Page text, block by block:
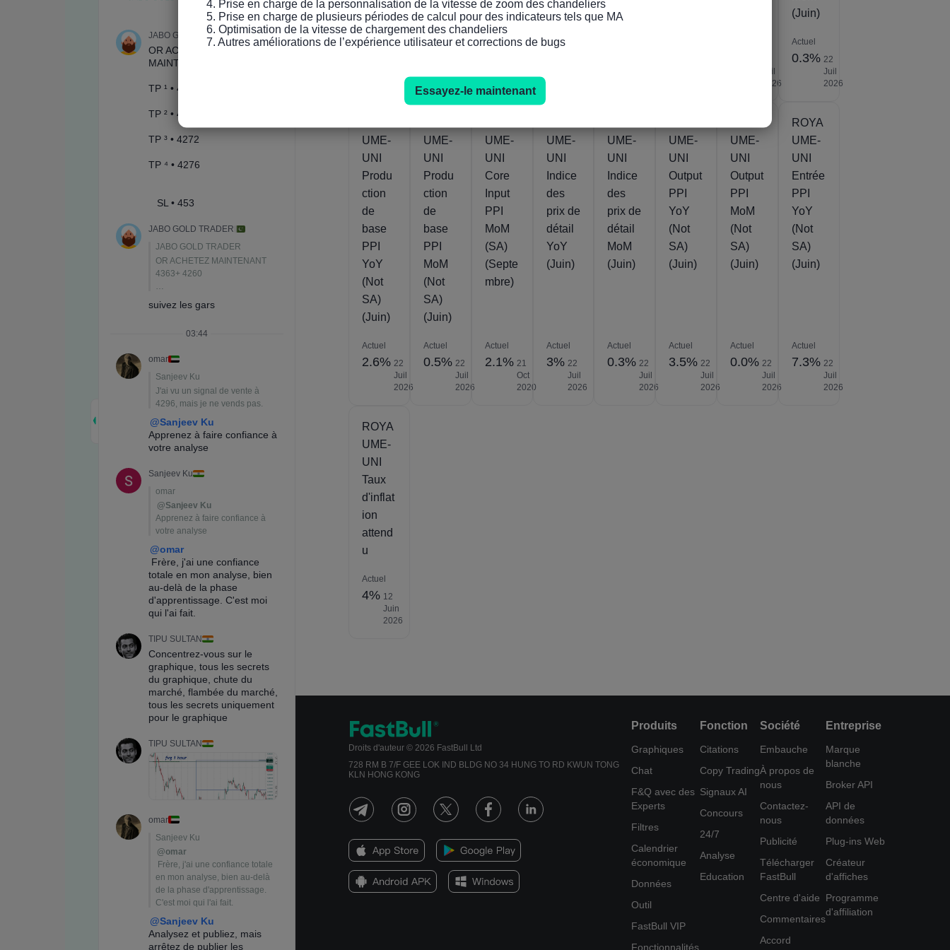
Actuel
2026
Actuel Actuel Actuel
l (Juin)
Juil
2026
(Juin)
Actuel
0.3% 22
Juil
2026
UME-
UNI
Produ
ction
de
base
PPI
YoY
(Not
SA)
(Juin)
Actuel
2.6% 22
Juil
2026
UME-
UNI
Produ
ction
de
base
PPI
MoM
(Not
SA)
(Juin)
Actuel
0.5% 22
Juil
2026
UME-
UNI
Core
Input
PPI
MoM
(SA)
(Septe
mbre)
Actuel
2.1% 21
Oct
2020
UME-
UNI
Indice
des
prix de
détail
YoY
(Juin)
Actuel
3% 22
Juil
2026
UME-
UNI
Indice
des
prix de
détail
MoM
(Juin)
Actuel
0.3% 22
Juil
2026
UME-
UNI
Output
PPI
YoY
(Not
SA)
(Juin)
Actuel
3.5% 22
Juil
2026
UME-
UNI
Output
PPI
MoM
(Not
SA)
(Juin)
Actuel
0.0% 22
Juil
2026
ROYA
UME-
UNI
Entrée
PPI
YoY
(Not
SA)
(Juin)
Actuel
7.3% 22
Juil
2026
ROYA
UME-
UNI
Taux
d'inflat
ion
attend
u
Actuel
4% 12
Juin
2026
Droits d'auteur © 2026 FastBull Ltd
728 RM B 7/F GEE LOK IND BLDG NO 34 HUNG TO RD KWUN TONG
KLN HONG KONG
Produits
Graphiques
Chat
F&Q avec des
Experts
Filtres
Calendrier
économique
Données
Outil
FastBull VIP
Fonctionnalités
Fonction
Citations
Copy Trading
Signaux AI
Concours
24/7
Analyse
Education
Société
Embauche
À propos de
nous
Contactez-
nous
Publicité
Télécharger
FastBull
Centre d'aide
Commentaires
Accord
Entreprise
Marque
blanche
Broker API
API de
données
Plug-ins Web
Créateur
d'affiches
Programme
d'affiliation
4. Prise en charge de la personnalisation de la vitesse de zoom des chandeliers
5. Prise en charge de plusieurs périodes de calcul pour des indicateurs tels que MA
6. Optimisation de la vitesse de chargement des chandeliers
7. Autres améliorations de l’expérience utilisateur et corrections de bugs
Essayez-le maintenant